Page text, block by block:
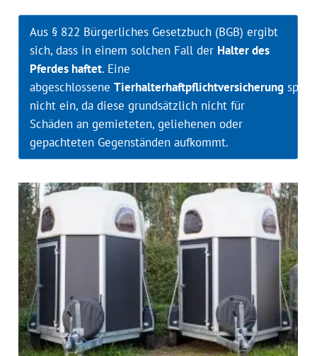
Aus § 822 Bürgerliches Gesetzbuch (BGB) ergibt
sich, dass in einem solchen Fall der Halter des
Pferdes haftet. Eine
abgeschlossene Tierhalterhaftpflichtversicherung
nicht ein, da diese grundsätzlich nicht für
Schäden an gemieteten, geliehenen oder
gepachteten Gegenständen aufkommt.